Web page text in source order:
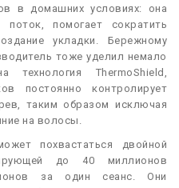
в домашних условиях: она
помогает сократить
укладки. Бережному
тоже уделил немало
технология ThermoShield,
постоянно контролирует
таким образом исключая
на волосы.
похвастаться двойной
до 40 миллионов
за один сеанс. Они